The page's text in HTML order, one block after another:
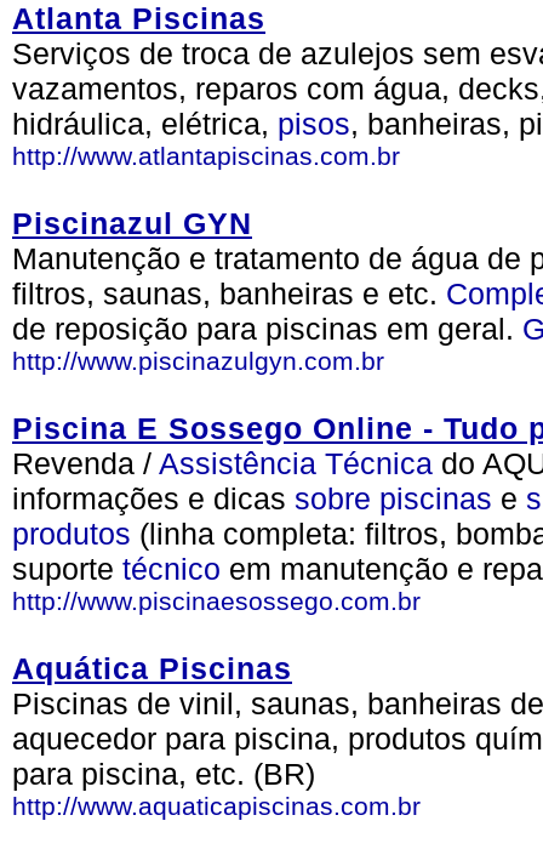
Atlanta Piscinas
Serviços de troca de azulejos sem
vazamentos, reparos com água,
hidráulica, elétrica, pisos, banheiras,
http://www.atlantapiscinas.com.br
Piscinazul GYN
Manutenção e tratamento de água de
filtros, saunas, banheiras e etc.
de reposição para piscinas em geral.
http://www.piscinazulgyn.com.br
Piscina E Sossego Online - Tudo
Revenda / Assistência Técnica do
informações e dicas sobre piscinas e
produtos (linha completa: filtros,
suporte técnico em manutenção e
http://www.piscinaesossego.com.br
Aquática Piscinas
Piscinas de vinil, saunas, banheiras
aquecedor para piscina, produtos
para piscina, etc. (BR)
http://www.aquaticapiscinas.com.br